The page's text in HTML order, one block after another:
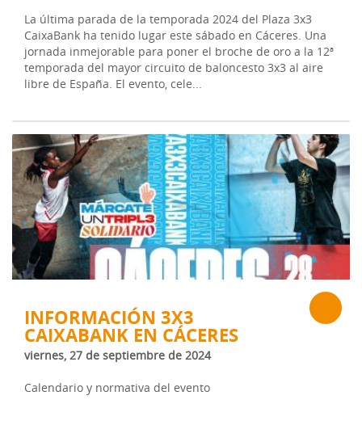
La última parada de la temporada 2024 del Plaza 3x3
CaixaBank ha tenido lugar este sábado en Cáceres. Una
jornada inmejorable para poner el broche de oro a la 12ª
temporada del mayor circuito de baloncesto 3x3 al aire
libre de España. El evento, cele...
INFORMACIÓN 3X3
CAIXABANK EN CÁCERES
viernes, 27 de septiembre de 2024
Calendario y normativa del evento